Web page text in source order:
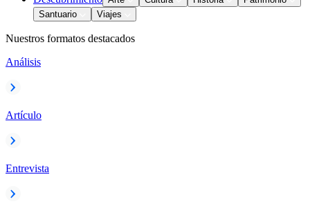
Santuario
Viajes
Nuestros formatos destacados
Análisis
Artículo
Entrevista